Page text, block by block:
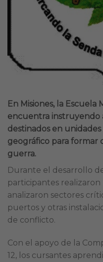
En Misiones, la Escuela
encuentra instruyendo
destinados en
geográfico para formar
guerra.
Durante el desarrollo
participantes
analizaron sectores
puertos y otras
de conflicto.
Con el apoyo de la
12, los cursantes